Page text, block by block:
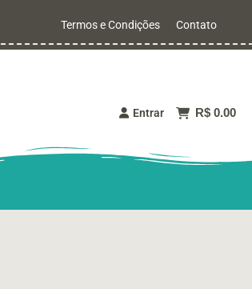
Termos e Condições Contato
Entrar R$ 0.00